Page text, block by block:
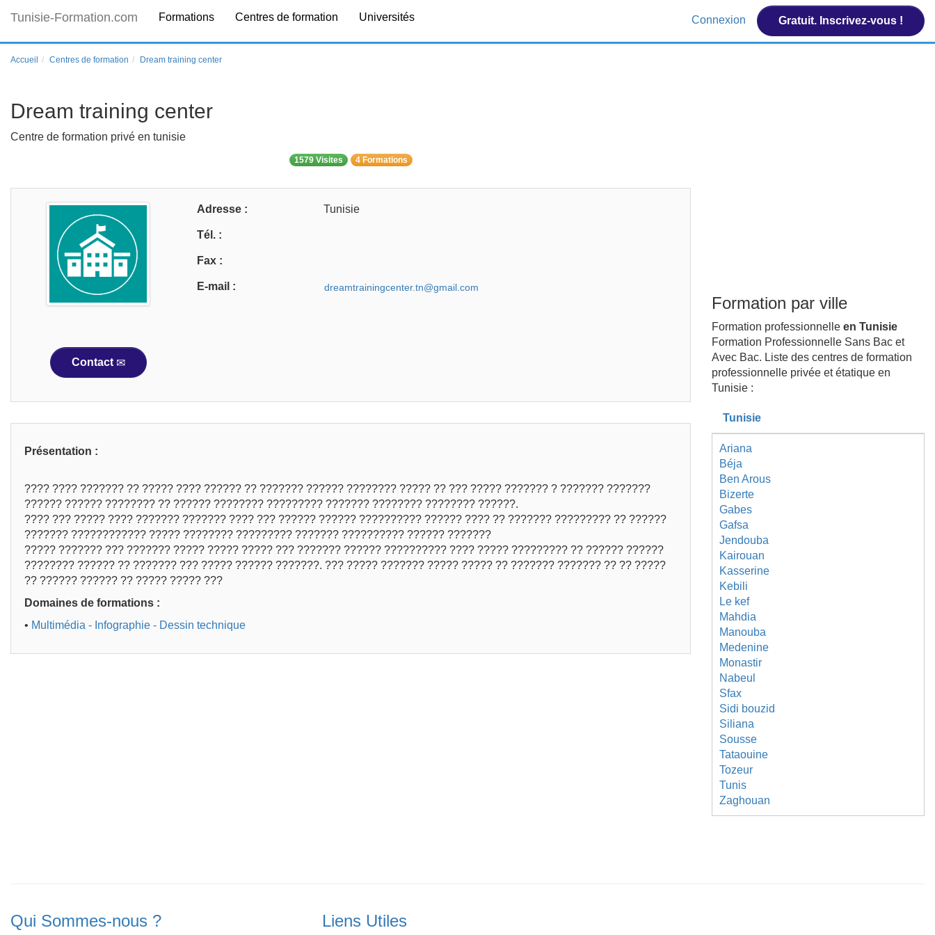
Tunisie-Formation.com Formations Centres de formation Universités Connexion Gratuit. Inscrivez-vous !
Accueil Centres de formation Dream training center
Dream training center
Centre de formation privé en tunisie
1579 Visites 4 Formations
Contact
Adresse : Tunisie
Tél. :
Fax :
E-mail :
Présentation :
???? ???? ??????? ?? ????? ???? ?????? ?? ??????? ?????? ???????? ????? ?? ??? ????? ??????? ? ??????? ???????
?????? ?????? ???????? ?? ?????? ???????? ????????? ??????? ???????? ???????? ??????.
???? ??? ????? ???? ??????? ??????? ???? ??? ?????? ?????? ?????????? ?????? ???? ?? ??????? ????????? ?? ??????
??????? ???????????? ????? ???????? ????????? ??????? ?????????? ?????? ???????
????? ??????? ??? ??????? ????? ????? ????? ??? ??????? ?????? ?????????? ???? ????? ????????? ?? ?????? ??????
???????? ?????? ?? ??????? ??? ????? ?????? ???????. ??? ????? ??????? ????? ????? ?? ??????? ??????? ?? ?? ?????
?? ?????? ?????? ?? ????? ????? ???
Domaines de formations :
• Multimédia - Infographie - Dessin technique
Formation par ville
Formation professionnelle en Tunisie
Formation Professionnelle Sans Bac et
Avec Bac. Liste des centres de formation
professionnelle privée et étatique en
Tunisie :
Tunisie
Ariana
Béja
Ben Arous
Bizerte
Gabes
Gafsa
Jendouba
Kairouan
Kasserine
Kebili
Le kef
Mahdia
Manouba
Medenine
Monastir
Nabeul
Sfax
Sidi bouzid
Siliana
Sousse
Tataouine
Tozeur
Tunis
Zaghouan
Qui Sommes-nous ? Liens Utiles